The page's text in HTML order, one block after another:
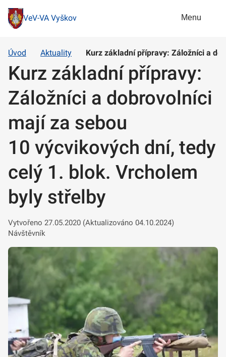
VeV-VA Vyškov Menu
Úvod Aktuality Kurz základní přípravy: Záložníci a
Kurz základní přípravy:
Záložníci a dobrovolníci
mají za sebou
10 výcvikových dní, tedy
celý 1. blok. Vrcholem
byly střelby
Vytvořeno 27.05.2020 (Aktualizováno 04.10.2024)
Návštěvník